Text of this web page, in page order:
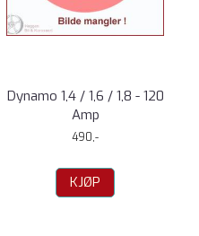
Dynamo 1,4 / 1,6 / 1,8 - 120
Amp
490,-
KJØP